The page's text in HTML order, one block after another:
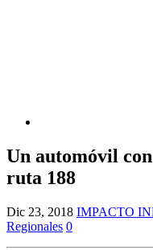
Un automóvil
ruta 188
Dic 23, 2018 IMPACTO
Regionales 0